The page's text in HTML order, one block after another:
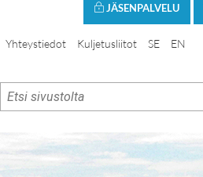
JÄSENPALVELU
Yhteystiedot Kuljetusliitot SE EN